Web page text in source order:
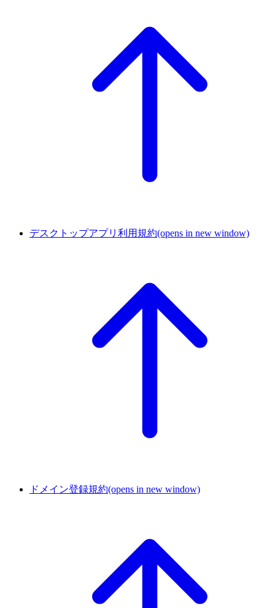
デスクトップアプリ利用規約(opens in new window)
ドメイン登録規約(opens in new window)